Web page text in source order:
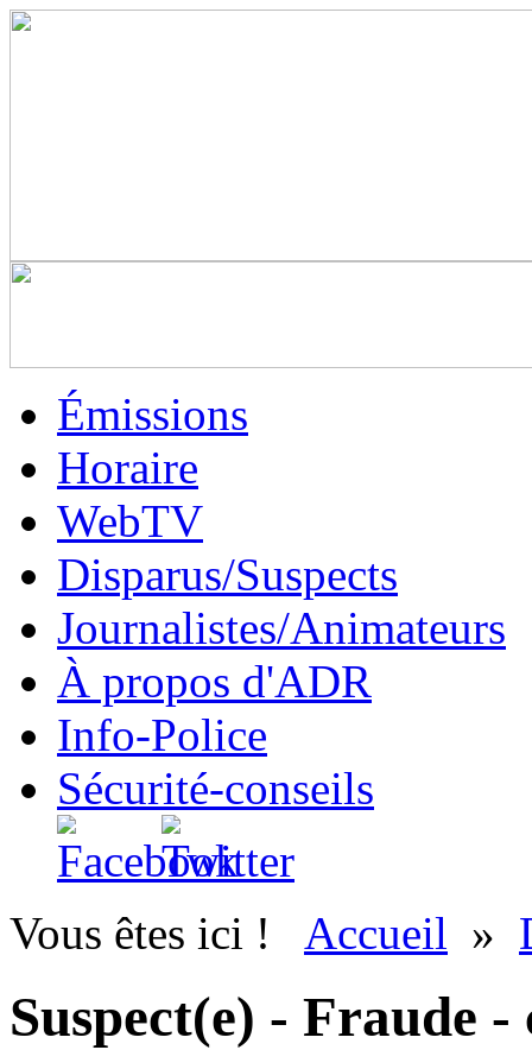
Émissions
Horaire
WebTV
Disparus/Suspects
Journalistes/Animateurs
À propos d'ADR
Info-Police
Sécurité-conseils
Vous êtes ici ! Accueil »
Suspect(e) - Fraude